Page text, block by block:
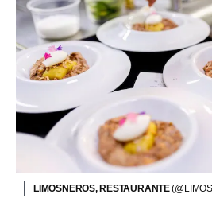
LIMOSNEROS, RESTAURANTE